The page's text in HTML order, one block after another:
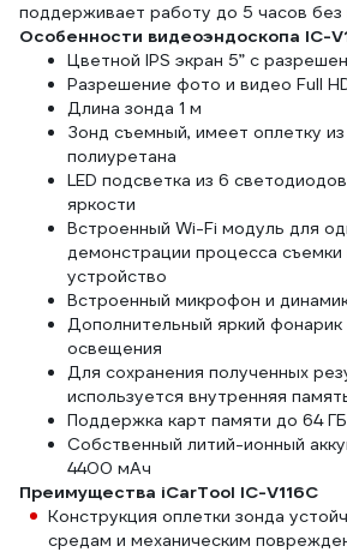
поддерживает работу до 5 часов без
Особенности видеоэндоскопа IC-
Цветной IPS экран 5” с
Разрешение фото и видео Full
Длина зонда 1 м
Зонд съемный, имеет оплетку
полиуретана
LED подсветка из 6
яркости
Встроенный Wi-Fi модуль для
демонстрации процесса
устройство
Встроенный микрофон и
Дополнительный яркий фонарик
освещения
Для сохранения полученных
используется внутренняя
Поддержка карт памяти до 64 ГБ
Собственный литий-ионный
4400 мАч
Преимущества iCarTool IC-V116C
Конструкция оплетки зонда
средам и механическим